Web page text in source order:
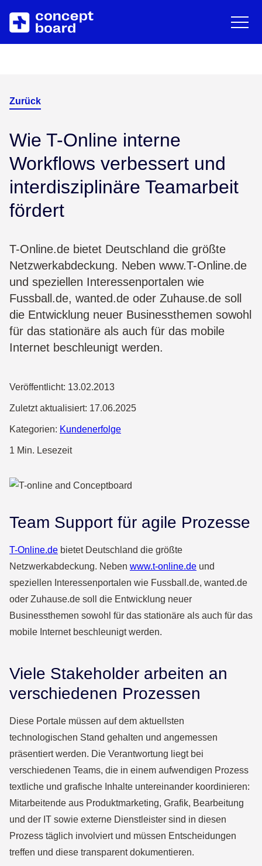
Zum Hauptinhalt springen
Über uns
Downloads/Whitepaper
Zurück
Wie T-Online interne
Workflows verbessert und
interdisziplinäre Teamarbeit
fördert
T-Online.de bietet Deutschland die größte
Netzwerkabdeckung. Neben www.T-Online.de
und speziellen Interessenportalen wie
Fussball.de, wanted.de oder Zuhause.de soll
die Entwicklung neuer Businessthemen sowohl
für das stationäre als auch für das mobile
Internet beschleunigt werden.
Veröffentlicht: 13.02.2013
Zuletzt aktualisiert: 17.06.2025
Kategorien: Kundenerfolge
1 Min. Lesezeit
Team Support für agile Prozesse
T-Online.de bietet Deutschland die größte
Netzwerkabdeckung. Neben www.t-online.de und
speziellen Interessenportalen wie Fussball.de, wanted.de
oder Zuhause.de soll die Entwicklung neuer
Businessthemen sowohl für das stationäre als auch für das
mobile Internet beschleunigt werden.
Viele Stakeholder arbeiten an
verschiedenen Prozessen
Diese Portale müssen auf dem aktuellsten
technologischen Stand gehalten und angemessen
präsentiert werden. Die Verantwortung liegt bei
verschiedenen Teams, die in einem aufwendigen Prozess
textliche und grafische Inhalte untereinander koordinieren:
Mitarbeitende aus Produktmarketing, Grafik, Bearbeitung
und der IT sowie externe Dienstleister sind in diesen
Prozess täglich involviert und müssen Entscheidungen
treffen und diese transparent dokumentieren.